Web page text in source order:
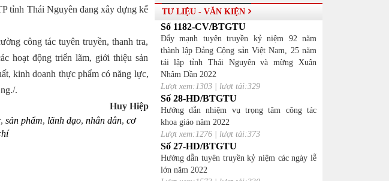
tỉnh Thái Nguyên đang xây dựng kế
công tác tuyên truyền, thanh tra,
hoạt động triển lãm, giới thiệu sản
kinh doanh thực phẩm có năng lực,
.
Huy Hiệp
, sản phẩm, lãnh đạo, nhân dân, cơ
TƯ LIỆU - VĂN KIỆN
Số 1182-CV/BTGTU
Đẩy mạnh tuyên truyền kỷ niệm 92 năm
thành lập Đảng Cộng sản Việt Nam, 25 năm
tái lập tỉnh Thái Nguyên và mừng Xuân
Nhâm Dần 2022
Lượt xem:1303 | lượt tải:329
Số 28-HD/BTGTU
Hướng dẫn nhiệm vụ trọng tâm công tác
khoa giáo năm 2022
Lượt xem:1276 | lượt tải:373
Số 27-HD/BTGTU
Hướng dẫn tuyên truyền kỷ niệm các ngày lễ
lớn năm 2022